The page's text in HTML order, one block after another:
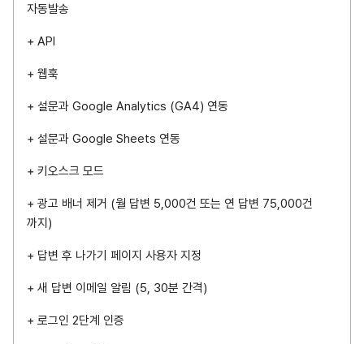
자동발송
+ API
+ 웹훅
+ 설문과 Google Analytics (GA4) 연동
+ 설문과 Google Sheets 연동
+ 키오스크 모드
+ 광고 배너 제거 (월 답변 5,000건 또는 연 답변 75,000건
까지)
+ 답변 후 나가기 페이지 사용자 지정
+ 새 답변 이메일 알림 (5, 30분 간격)
+ 로그인 2단계 인증